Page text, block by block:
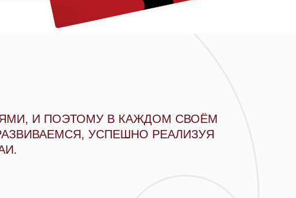
И ПОЭТОМУ В КАЖДОМ СВОЁМ
УСПЕШНО РЕАЛИЗУЯ